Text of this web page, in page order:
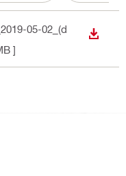
05-02_(d
]